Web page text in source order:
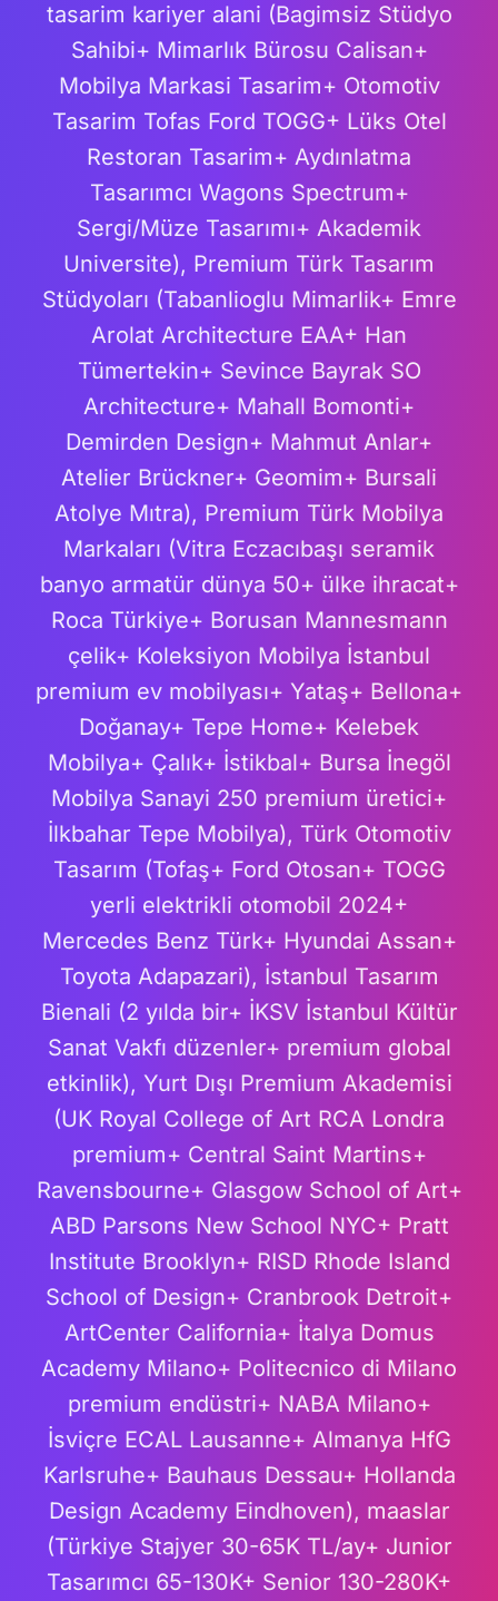
tasarim kariyer alani (Bagimsiz Stüdyo
Sahibi+ Mimarlık Bürosu Calisan+
Mobilya Markasi Tasarim+ Otomotiv
Tasarim Tofas Ford TOGG+ Lüks Otel
Restoran Tasarim+ Aydınlatma
Tasarımcı Wagons Spectrum+
Sergi/Müze Tasarımı+ Akademik
Universite), Premium Türk Tasarım
Stüdyoları (Tabanlioglu Mimarlik+ Emre
Arolat Architecture EAA+ Han
Tümertekin+ Sevince Bayrak SO
Architecture+ Mahall Bomonti+
Demirden Design+ Mahmut Anlar+
Atelier Brückner+ Geomim+ Bursali
Atolye Mıtra), Premium Türk Mobilya
Markaları (Vitra Eczacıbaşı seramik
banyo armatür dünya 50+ ülke ihracat+
Roca Türkiye+ Borusan Mannesmann
çelik+ Koleksiyon Mobilya İstanbul
premium ev mobilyası+ Yataş+ Bellona+
Doğanay+ Tepe Home+ Kelebek
Mobilya+ Çalık+ İstikbal+ Bursa İnegöl
Mobilya Sanayi 250 premium üretici+
İlkbahar Tepe Mobilya), Türk Otomotiv
Tasarım (Tofaş+ Ford Otosan+ TOGG
yerli elektrikli otomobil 2024+
Mercedes Benz Türk+ Hyundai Assan+
Toyota Adapazari), İstanbul Tasarım
Bienali (2 yılda bir+ İKSV İstanbul Kültür
Sanat Vakfı düzenler+ premium global
etkinlik), Yurt Dışı Premium Akademisi
(UK Royal College of Art RCA Londra
premium+ Central Saint Martins+
Ravensbourne+ Glasgow School of Art+
ABD Parsons New School NYC+ Pratt
Institute Brooklyn+ RISD Rhode Island
School of Design+ Cranbrook Detroit+
ArtCenter California+ İtalya Domus
Academy Milano+ Politecnico di Milano
premium endüstri+ NABA Milano+
İsviçre ECAL Lausanne+ Almanya HfG
Karlsruhe+ Bauhaus Dessau+ Hollanda
Design Academy Eindhoven), maaslar
(Türkiye Stajyer 30-65K TL/ay+ Junior
Tasarımcı 65-130K+ Senior 130-280K+